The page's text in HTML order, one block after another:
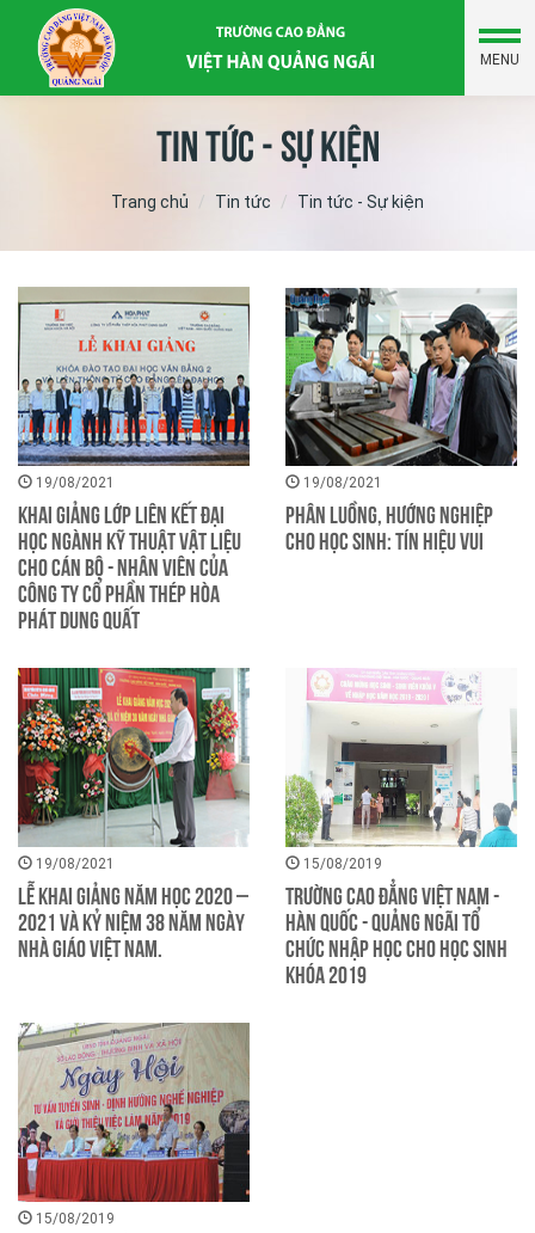
MENU
Tin tức - Sự kiện
Trang chủ Tin tức Tin tức - Sự kiện
19/08/2021
Khai giảng Lớp liên kết Đại
học ngành Kỹ thuật vật liệu
cho cán bộ - nhân viên của
Công ty Cổ phần Thép Hòa
Phát Dung Quất
19/08/2021
Phân luồng, hướng nghiệp
cho học sinh: Tín hiệu vui
19/08/2021
Lễ Khai giảng năm học 2020 –
2021 và Kỷ niệm 38 năm ngày
Nhà giáo Việt Nam.
15/08/2019
Trường Cao đẳng Việt Nam -
Hàn Quốc - Quảng Ngãi tổ
chức nhập học cho học sinh
khóa 2019
15/08/2019